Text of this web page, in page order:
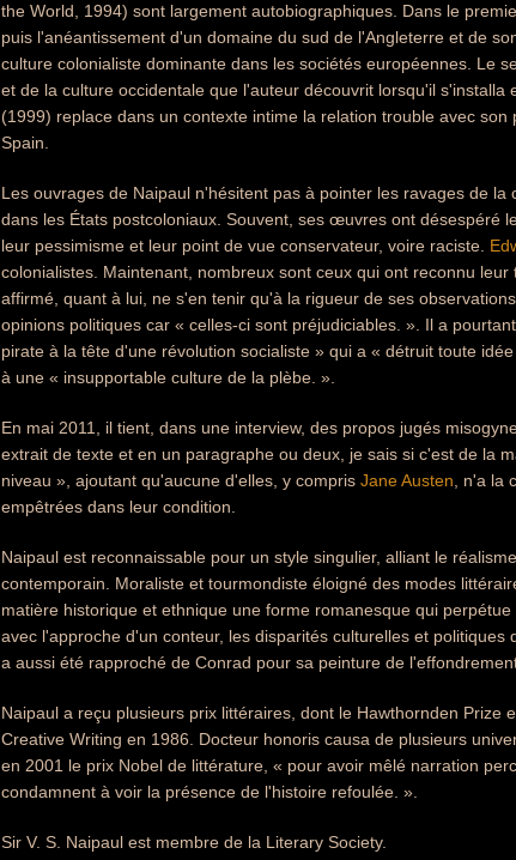
the World, 1994) sont largement autobiographiques. Dans le
puis l'anéantissement d'un domaine du sud de l'Angleterre et de
culture colonialiste dominante dans les sociétés européennes. Le
et de la culture occidentale que l'auteur découvrit lorsqu'il
(1999) replace dans un contexte intime la relation trouble avec
Spain.
Les ouvrages de Naipaul n'hésitent pas à pointer les ravages de
dans les États postcoloniaux. Souvent, ses œuvres ont désespéré
leur pessimisme et leur point de vue conservateur, voire raciste.
colonialistes. Maintenant, nombreux sont ceux qui ont reconnu
affirmé, quant à lui, ne s'en tenir qu'à la rigueur de ses
opinions politiques car « celles-ci sont préjudiciables. ». Il a
pirate à la tête d'une révolution socialiste » qui a « détruit toute
à une « insupportable culture de la plèbe. ».
En mai 2011, il tient, dans une interview, des propos jugés
extrait de texte et en un paragraphe ou deux, je sais si c'est de la
niveau », ajoutant qu'aucune d'elles, y compris Jane Austen , n'a
empêtrées dans leur condition.
Naipaul est reconnaissable pour un style singulier, alliant le
contemporain. Moraliste et tourmondiste éloigné des modes
matière historique et ethnique une forme romanesque qui
avec l'approche d'un conteur, les disparités culturelles et
a aussi été rapproché de Conrad pour sa peinture de
Naipaul a reçu plusieurs prix littéraires, dont le Hawthornden Prize
Creative Writing en 1986. Docteur honoris causa de plusieurs
en 2001 le prix Nobel de littérature, « pour avoir mêlé narration
condamnent à voir la présence de l'histoire refoulée. ».
Sir V. S. Naipaul est membre de la Literary Society.